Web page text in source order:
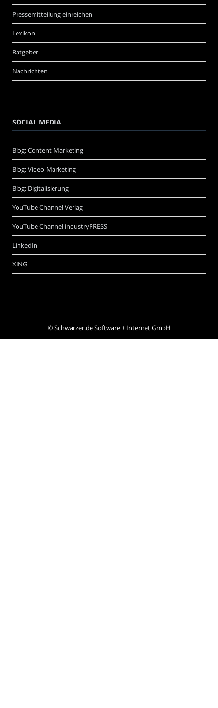
Pressemitteilung einreichen
Lexikon
Ratgeber
Nachrichten
SOCIAL MEDIA
Blog: Content-Marketing
Blog: Video-Marketing
Blog: Digitalisierung
YouTube Channel Verlag
YouTube Channel industryPRESS
LinkedIn
XING
©Schwarzer.de Software + Internet GmbH